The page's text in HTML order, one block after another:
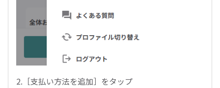
2.［支払い方法を追加］をタップ